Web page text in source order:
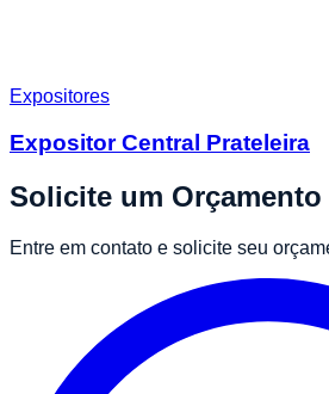
Expositores
Expositor Central Prateleira
Solicite um Orçamento
Entre em contato e solicite seu